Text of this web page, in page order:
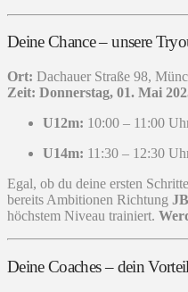
Deine Chance – unsere
Ort: Dachauer Straße 98,
Zeit: Donnerstag, 01. Mai
U12m: 10:00 – 11:00
U14m: 11:30 – 12:30
Egal, ob du deine ersten
bereits Ambitionen Richtung
höchstem Niveau trainiert.
Deine Coaches – dein Vorteil